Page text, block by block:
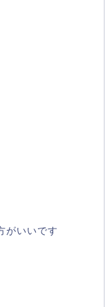
がいいです